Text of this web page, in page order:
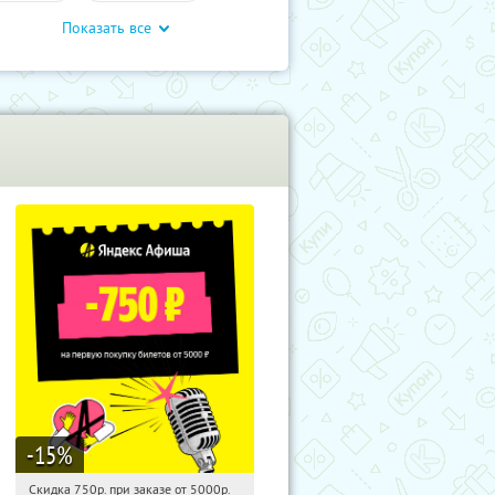
Показать все
-15%
Скидка 750р. при заказе от 5000р.